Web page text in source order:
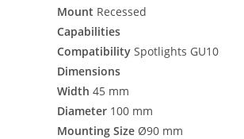
Mount Recessed
Capabilities
Compatibility Spotlights GU10
Dimensions
Width 45 mm
Diameter 100 mm
Mounting Size Ø90 mm